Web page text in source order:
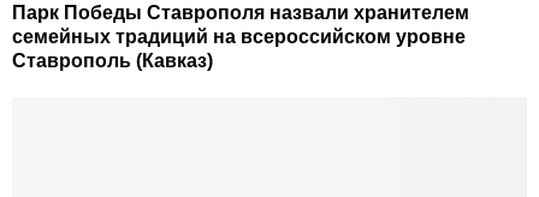
Парк Победы Ставрополя назвали хранителем
семейных традиций на всероссийском уровне
Ставрополь (Кавказ)